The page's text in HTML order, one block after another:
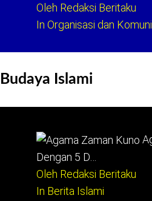
Oleh Redaksi Beritaku
In Organisasi dan
Budaya Islami
Dengan 5 D…
Oleh Redaksi Beritaku
In Berita Islami